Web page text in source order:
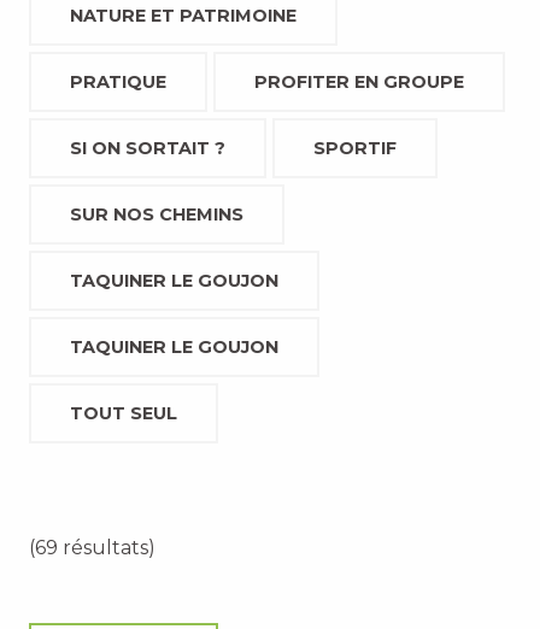
NATURE ET PATRIMOINE
PRATIQUE PROFITER EN GROUPE
SI ON SORTAIT ? SPORTIF
SUR NOS CHEMINS
TAQUINER LE GOUJON
TAQUINER LE GOUJON
TOUT SEUL
(69 résultats)